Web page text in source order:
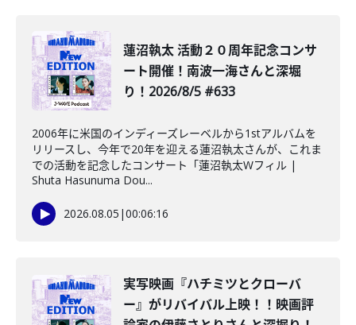
蓮沼執太 活動２０周年記念コンサ
ート開催！南波一海さんと深堀
り！2026/8/5 #633
2006年に米国のインディーズレーベルから1stアルバムを
リリースし、今年で20年を迎える蓮沼執太さんが、これま
での活動を記念したコンサート「蓮沼執太Wフィル |
Shuta Hasunuma Dou...
2026.08.05 |00:06:16
️実写映画『ハチミツとクローバ
ー』がリバイバル上映！！映画評